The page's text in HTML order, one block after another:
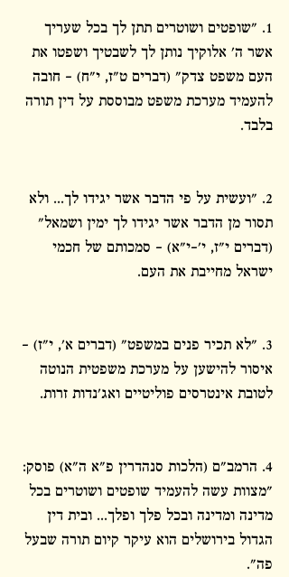
1. "שופטים ושוטרים תתן לך בכל שעריך
אשר ה' אלוקיך נותן לך לשבטיך ושפטו את
העם משפט צדק" (דברים ט"ז, י"ח) – חובה
להעמיד מערכת משפט מבוססת על דין תורה
בלבד.
2. "ועשית על פי הדבר אשר יגידו לך... ולא
תסור מן הדבר אשר יגידו לך ימין ושמאל"
(דברים י"ז, י'-י"א) – סמכותם של חכמי
ישראל מחייבת את העם.
3. "לא תכיר פנים במשפט" (דברים א', י"ז) –
איסור להישען על מערכת משפטית הנוטה
לטובת אינטרסים פוליטיים ואג'נדות זרות.
4. הרמב"ם (הלכות סנהדרין פ"א ה"א) פוסק:
"מצוות עשה להעמיד שופטים ושוטרים בכל
מדינה ומדינה ובכל פלך ופלך... ובית דין
הגדול בירושלים הוא עיקר קיום תורה שבעל
פה".